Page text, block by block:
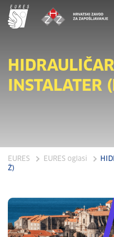
INSTALATER
EURES EURES oglasi
Ž)